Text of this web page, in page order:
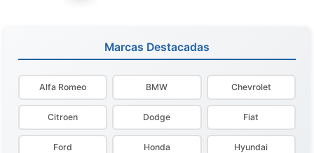
Marcas Destacadas
Alfa Romeo BMW Chevrolet
Citroen Dodge Fiat
Ford Honda Hyundai